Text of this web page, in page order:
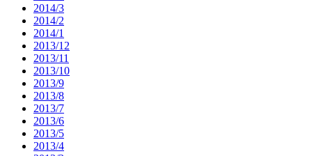
2014/3
2014/2
2014/1
2013/12
2013/11
2013/10
2013/9
2013/8
2013/7
2013/6
2013/5
2013/4